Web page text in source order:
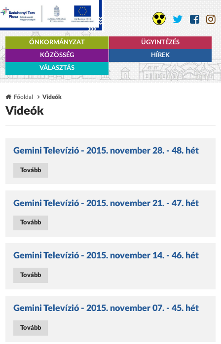
ÖNKORMÁNYZAT
ÜGYINTÉZÉS
KÖZÖSSÉG
HÍREK
VÁLASZTÁS
Főoldal Videók
Videók
Gemini Televízió - 2015. november 28. - 48. hét
Tovább
Gemini Televízió - 2015. november 21. - 47. hét
Tovább
Gemini Televízió - 2015. november 14. - 46. hét
Tovább
Gemini Televízió - 2015. november 07. - 45. hét
Tovább